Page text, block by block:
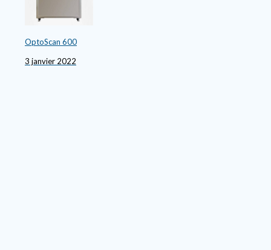
OptoScan 600
3 janvier 2022